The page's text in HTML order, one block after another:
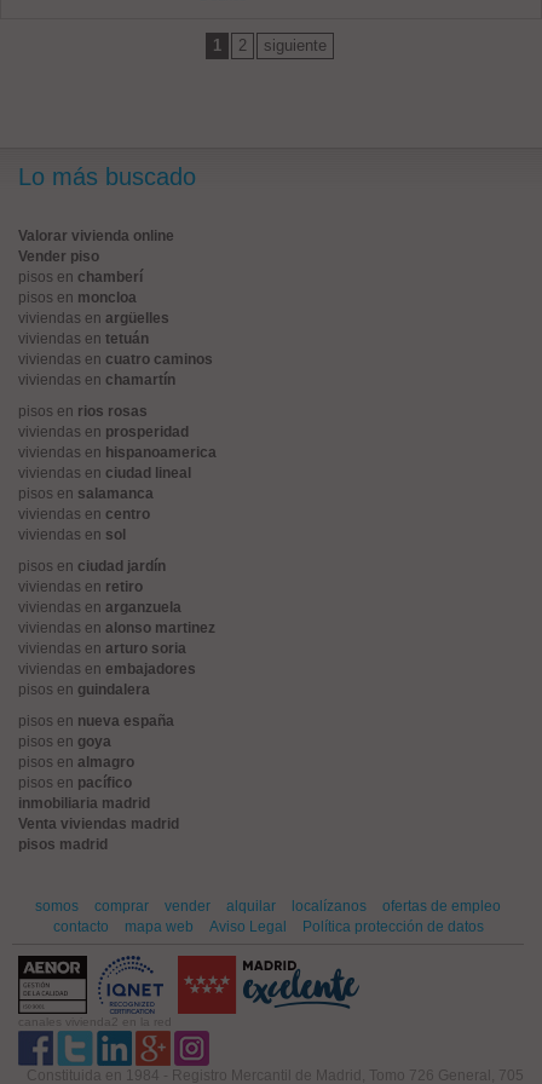
1 2 siguiente
Lo más buscado
Valorar vivienda online
Vender piso
pisos en chamberí
pisos en moncloa
viviendas en argüelles
viviendas en tetuán
viviendas en cuatro caminos
viviendas en chamartín
pisos en rios rosas
viviendas en prosperidad
viviendas en hispanoamerica
viviendas en ciudad lineal
pisos en salamanca
viviendas en centro
viviendas en sol
pisos en ciudad jardín
viviendas en retiro
viviendas en arganzuela
viviendas en alonso martinez
viviendas en arturo soria
viviendas en embajadores
pisos en guindalera
pisos en nueva españa
pisos en goya
pisos en almagro
pisos en pacífico
inmobiliaria madrid
Venta viviendas madrid
pisos madrid
somos comprar vender alquilar localízanos
ofertas de empleo
contacto
mapa web Aviso Legal Política protección de datos
canales vivienda2 en la red
Constituida en 1984 - Registro Mercantil de Madrid, Tomo 726 General, 705